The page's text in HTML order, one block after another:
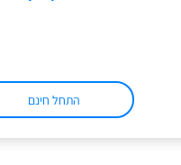
התחל חינם